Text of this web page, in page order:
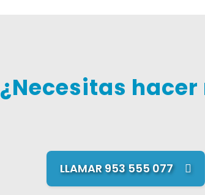
¿Necesitas
LLAMAR 953 555 077